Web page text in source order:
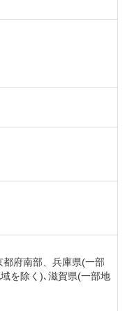
府南部、兵庫県(一部
を除く)､滋賀県(一部地